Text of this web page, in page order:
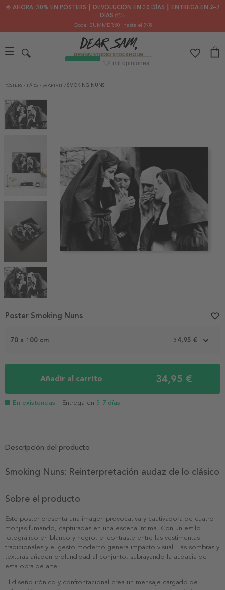
🌟 AHORA: 30% EN PÓSTERS ┃ DEVOLUCIÓN EN 30 DÍAS ┃ ENTREGA EN 2–7
DÍAS 📦✨
Code: SUMMER30, hasta el 7/8
PÓSTERS / FÄRG / SVARTVIT / SMOKING NUNS
Item
4
70 x 100 cm 34,95 €
Añadir al carrito 34,95 €
En existencias - Entrega en 3-7 días
Poster Smoking Nuns favorite_border
Descripción del producto
Smoking Nuns: Reinterpretación audaz de lo clásico
Sobre el producto
Este poster presenta una imagen provocativa y cautivadora de cuatro
monjas fumando, capturadas en una escena íntima. Con un estilo
fotográfico en blanco y negro, el contraste entre las vestimentas
tradicionales y el gesto moderno genera impacto visual. Las sombras y
texturas añaden profundidad al conjunto, subrayando la audacia de
esta obra de arte.
El diseño irónico y confrontacional crea un mensaje cargado de